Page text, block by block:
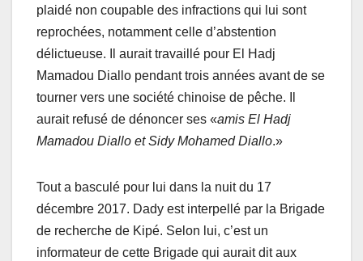
plaidé non coupable des infractions qui lui sont
reprochées, notamment celle d’abstention
délictueuse. Il aurait travaillé pour El Hadj
Mamadou Diallo pendant trois années avant de se
tourner vers une société chinoise de pêche. Il
aurait refusé de dénoncer ses «amis El Hadj
Mamadou Diallo et Sidy Mohamed Diallo.»
Tout a basculé pour lui dans la nuit du 17
décembre 2017. Dady est interpellé par la Brigade
de recherche de Kipé. Selon lui, c’est un
informateur de cette Brigade qui aurait dit aux